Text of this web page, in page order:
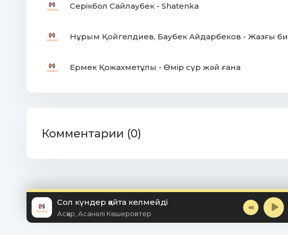
Серікбол Сайлаубек - Shatenka
Нұрым Қойгелдиев, Баубек Айдарбеков - Жазғы би
Ермек Қожахметұлы - Өмір сүр жәй ғана
Комментарии (0)
Сол күндер қайта келмейді
Асқар, Асанәлі Көшеровтер